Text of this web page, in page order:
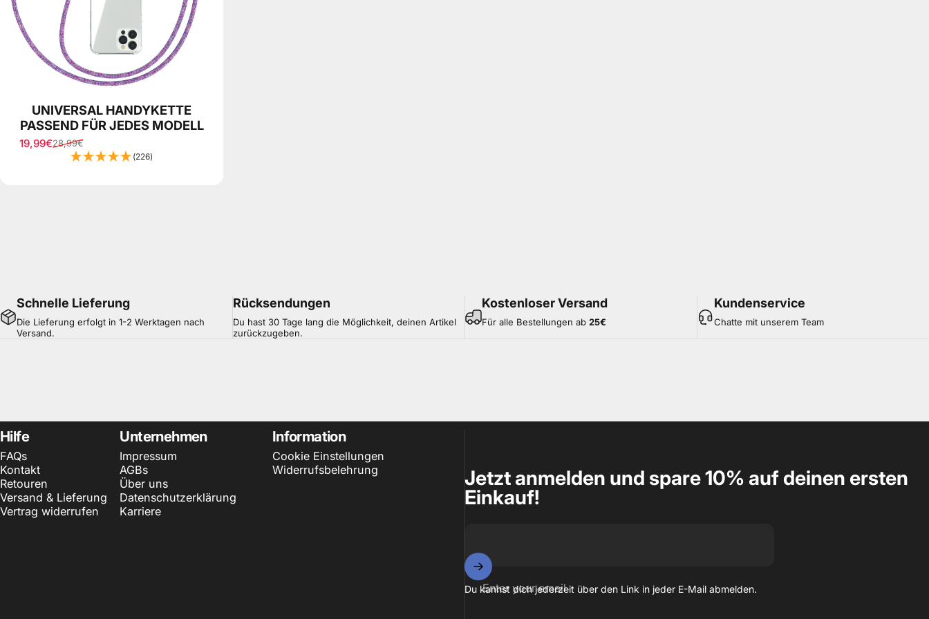
UNIVERSAL HANDYKETTE
PASSEND FÜR JEDES MODELL
Sale price
19,99€
Regular price
28,99€
(226)
Schnelle Lieferung
Die Lieferung erfolgt in 1-2 Werktagen nach
Versand.
Rücksendungen
Du hast 30 Tage lang die Möglichkeit, deinen Artikel
zurückzugeben.
Kostenloser Versand
Für alle Bestellungen ab 25€
Kundenservice
Chatte mit unserem Team
Hilfe
FAQs
Kontakt
Retouren
Versand & Lieferung
Vertrag widerrufen
Unternehmen
Impressum
AGBs
Über uns
Datenschutzerklärung
Karriere
Information
Cookie Einstellungen
Widerrufsbelehrung
Jetzt anmelden und spare 10% auf deinen ersten
Einkauf!
Enter your email
Du kannst dich jederzeit über den Link in jeder E-Mail abmelden.